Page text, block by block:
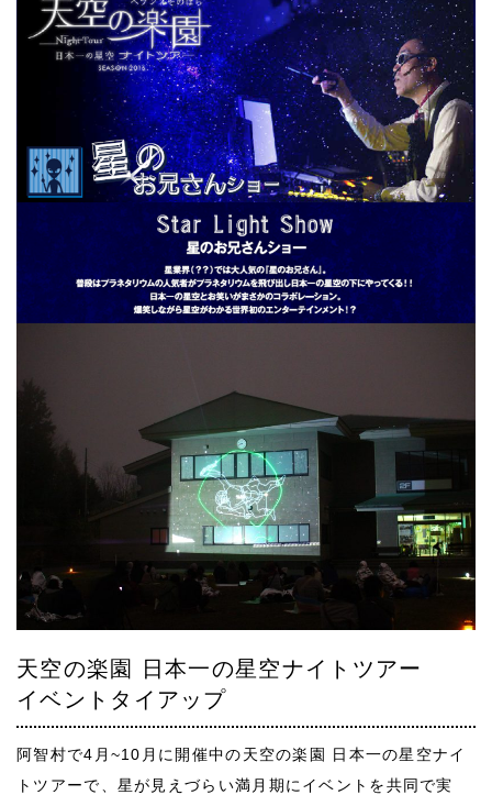
天空の楽園 日本一の星空ナイトツアー
イベントタイアップ
阿智村で4月~10月に開催中の天空の楽園 日本一の星空ナイ
トツアーで、星が見えづらい満月期にイベントを共同で実